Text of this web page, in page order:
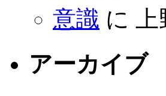
意識 に
アーカイブ